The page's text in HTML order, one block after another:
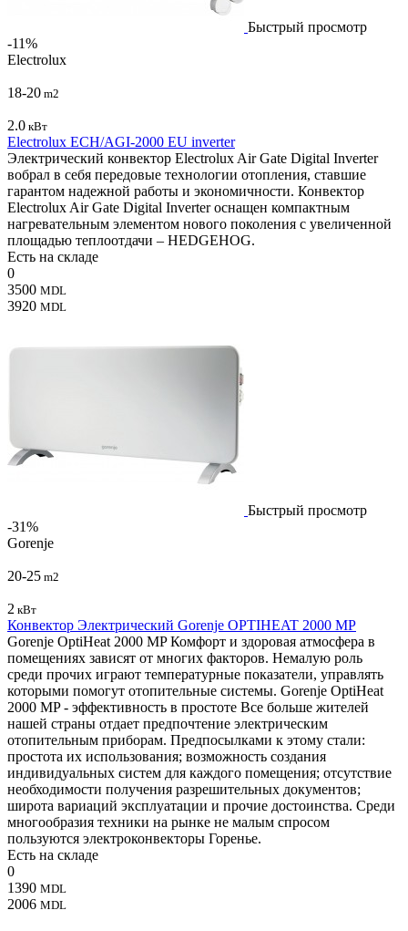
Быстрый просмотр
-11%
Electrolux
18-20 m2
2.0 кВт
Electrolux ECH/AGI-2000 EU inverter
Электрический конвектор Electrolux Air Gate Digital Inverter
вобрал в себя передовые технологии отопления, ставшие
гарантом надежной работы и экономичности. Конвектор
Electrolux Air Gate Digital Inverter оснащен компактным
нагревательным элементом нового поколения с увеличенной
площадью теплоотдачи – HEDGEHOG.
Есть на складе
0
3500 MDL
3920 MDL
Быстрый просмотр
-31%
Gorenje
20-25 m2
2 кВт
Конвектор Электрический Gorenje OPTIHEAT 2000 MP
Gorenje OptiHeat 2000 MP Комфорт и здоровая атмосфера в
помещениях зависят от многих факторов. Немалую роль
среди прочих играют температурные показатели, управлять
которыми помогут отопительные системы. Gorenje OptiHeat
2000 MP - эффективность в простоте Все больше жителей
нашей страны отдает предпочтение электрическим
отопительным приборам. Предпосылками к этому стали:
простота их использования; возможность создания
индивидуальных систем для каждого помещения; отсутствие
необходимости получения разрешительных документов;
широта вариаций эксплуатации и прочие достоинства. Среди
многообразия техники на рынке не малым спросом
пользуются электроконвекторы Горенье.
Есть на складе
0
1390 MDL
2006 MDL